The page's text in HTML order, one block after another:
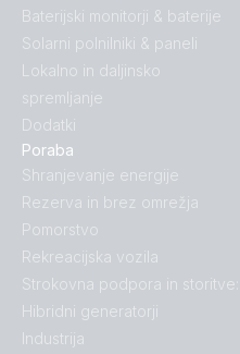
Baterijski monitorji & baterije
Solarni polnilniki & paneli
Lokalno in daljinsko
spremljanje
Dodatki
Poraba
Shranjevanje energije
Rezerva in brez omrežja
Pomorstvo
Rekreacijska vozila
Strokovna podpora in storitve:
Hibridni generatorji
Industrija